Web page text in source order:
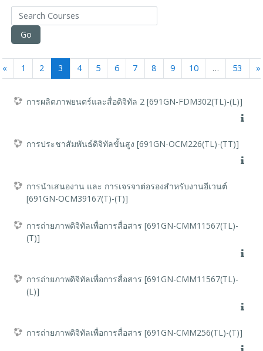
Search Courses
Go
«Previous
1 2 3 (current)
4 5 6 7 8 9 10 … 53 »
การผลิตภาพยนตร์และสื่อดิจิทัล 2 [691GN-FDM302(TL)-(L)]
การประชาสัมพันธ์ดิจิทัลขั้นสูง [691GN-OCM226(TL)-(TT)]
การนำเสนองาน และ การเจรจาต่อรองสำหรับงานอีเวนต์
[691GN-OCM39167(T)-(T)]
การถ่ายภาพดิจิทัลเพื่อการสื่อสาร [691GN-CMM11567(TL)-
(T)]
การถ่ายภาพดิจิทัลเพื่อการสื่อสาร [691GN-CMM11567(TL)-
(L)]
การถ่ายภาพดิจิทัลเพื่อการสื่อสาร [691GN-CMM256(TL)-(T)]